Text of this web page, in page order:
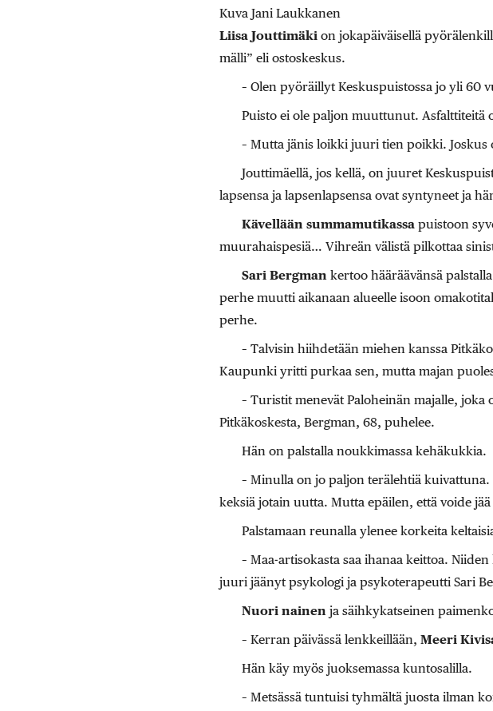
Kuva Jani Laukkanen
Liisa Jouttimäkion jokapäiväisellä
mälli” eli ostoskeskus.
– Olen pyöräillyt Keskuspuistossa jo yli 60
Puisto ei ole paljon muuttunut. Asfalttiteitä
– Mutta jänis loikki juuri tien poikki.
Jouttimäellä, jos kellä, on juuret
lapsensa ja lapsenlapsensa ovat syntyneet ja
Kävellään summamutikassapuistoon
muurahaispesiä… Vihreän välistä pilkottaa
Sari Bergmankertoo hääräävänsä
perhe muutti aikanaan alueelle isoon
perhe.
– Talvisin hiihdetään miehen kanssa
Kaupunki yritti purkaa sen, mutta majan
– Turistit menevät Paloheinän majalle,
Pitkäkoskesta, Bergman, 68, puhelee.
Hän on palstalla noukkimassa kehäkukkia.
– Minulla on jo paljon terälehtiä
keksiä jotain uutta. Mutta epäilen, että voide
Palstamaan reunalla ylenee korkeita
– Maa-artisokasta saa ihanaa keittoa.
juuri jäänyt psykologi ja psykoterapeutti Sari
Nuori nainenja säihkykatseinen
– Kerran päivässä lenkkeillään, Meeri
Hän käy myös juoksemassa kuntosalilla.
– Metsässä tuntuisi tyhmältä juosta ilman